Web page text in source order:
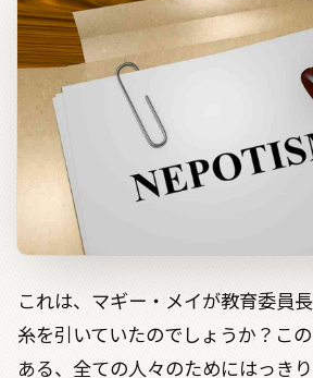
これは、マギー・メイが教育委員
糸を引いていたのでしょうか？こ
ある、全ての人々のためにはっきり